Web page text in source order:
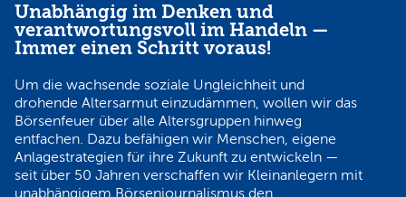
Unabhängig im Denken und
verantwortungsvoll im Handeln —
Immer einen Schritt voraus!
Um die wachsende soziale Ungleichheit und
drohende Altersarmut einzudämmen, wollen wir das
Börsenfeuer über alle Altersgruppen hinweg
entfachen. Dazu befähigen wir Menschen, eigene
Anlagestrategien für ihre Zukunft zu entwickeln —
seit über 50 Jahren verschaffen wir Kleinanlegern mit
unabhängigem Börsenjournalismus den